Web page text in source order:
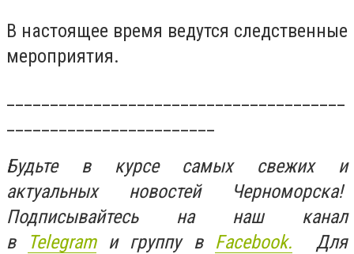
В настоящее время ведутся следственные
мероприятия.
Будьте в курсе самых свежих и
актуальных новостей Черноморска!
Подписывайтесь на наш канал
в
Telegramи группу в Facebook. Для